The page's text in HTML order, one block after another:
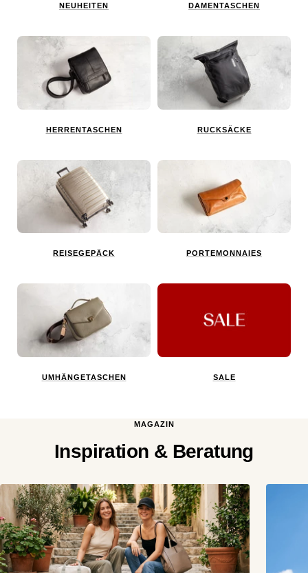
NEUHEITEN DAMENTASCHEN
HERRENTASCHEN RUCKSÄCKE
REISEGEPÄCK PORTEMONNAIES
UMHÄNGETASCHEN SALE
MAGAZIN
Inspiration & Beratung